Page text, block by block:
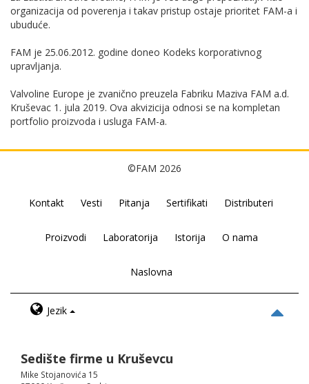
organizacija od poverenja i takav pristup ostaje prioritet FAM-a i
ubuduće.
FAM je 25.06.2012. godine doneo Kodeks korporativnog
upravljanja.
Valvoline Europe je zvanično preuzela Fabriku Maziva FAM a.d.
Kruševac 1. jula 2019. Ova akvizicija odnosi se na kompletan
portfolio proizvoda i usluga FAM-a.
©FAM 2026
Kontakt Vesti Pitanja Sertifikati Distributeri
Proizvodi Laboratorija Istorija O nama
Naslovna
Jezik
Sedište firme u Kruševcu
Mike Stojanovića 15